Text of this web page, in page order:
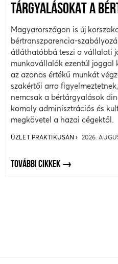
TÁRGYALÁSOKAT A
Magyarországon is új
bértranszparencia-
átláthatóbbá teszi a vállalati
munkavállalók ezentúl joggal
az azonos értékű munkát
szakértői arra
nemcsak a bértárgyalások
komoly adminisztrációs és
megkövetel a hazai cégektől.
ÜZLET PRAKTIKUSAN 2026.
TOVÁBBI CIKKEK